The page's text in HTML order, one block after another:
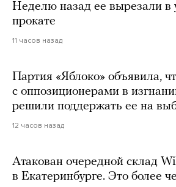
Неделю назад ее вырезали в
прокате
11 часов назад
Партия «Яблоко» объявила,
с оппозиционерами в
решили поддержать ее на
12 часов назад
Атакован очередной склад
в Екатеринбурге. Это более